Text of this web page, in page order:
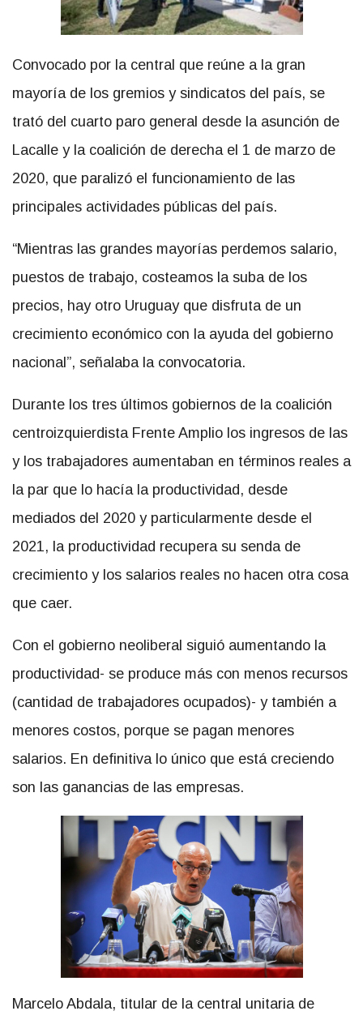
Convocado por la central que reúne a la gran
mayoría de los gremios y sindicatos del país, se
trató del cuarto paro general desde la asunción de
Lacalle y la coalición de derecha el 1 de marzo de
2020, que paralizó el funcionamiento de las
principales actividades públicas del país.
“Mientras las grandes mayorías perdemos salario,
puestos de trabajo, costeamos la suba de los
precios, hay otro Uruguay que disfruta de un
crecimiento económico con la ayuda del gobierno
nacional”, señalaba la convocatoria.
Durante los tres últimos gobiernos de la coalición
centroizquierdista Frente Amplio los ingresos de las
y los trabajadores aumentaban en términos reales a
la par que lo hacía la productividad, desde
mediados del 2020 y particularmente desde el
2021, la productividad recupera su senda de
crecimiento y los salarios reales no hacen otra cosa
que caer.
Con el gobierno neoliberal siguió aumentando la
productividad- se produce más con menos recursos
(cantidad de trabajadores ocupados)- y también a
menores costos, porque se pagan menores
salarios. En definitiva lo único que está creciendo
son las ganancias de las empresas.
Marcelo Abdala, titular de la central unitaria de